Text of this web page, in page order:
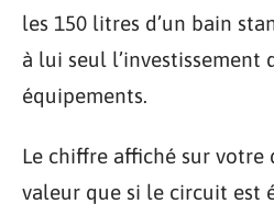
les 150 litres d’un bain
à lui seul l’investissement
équipements.
Le chiffre affiché sur votre
valeur que si le circuit est